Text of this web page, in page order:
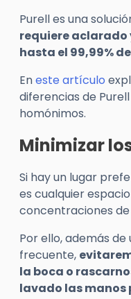
Purell es una
requiere aclarado
hasta el 99,99%
Eneste artículo
diferencias de
homónimos.
Minimizar
Si hay un lugar
es cualquier
concentraciones
Por ello, además
frecuente,
la boca o
lavado las manos